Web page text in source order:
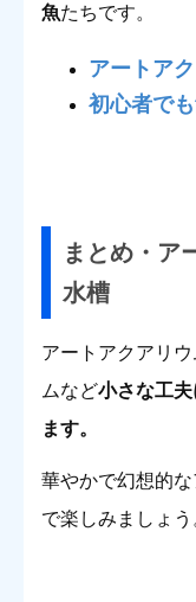
魚たちです。
アートア
初心者で
まとめ・ア
水槽
アートアクアリ
ムなど小さな工
ます。
華やかで幻想的
で楽しみましょう